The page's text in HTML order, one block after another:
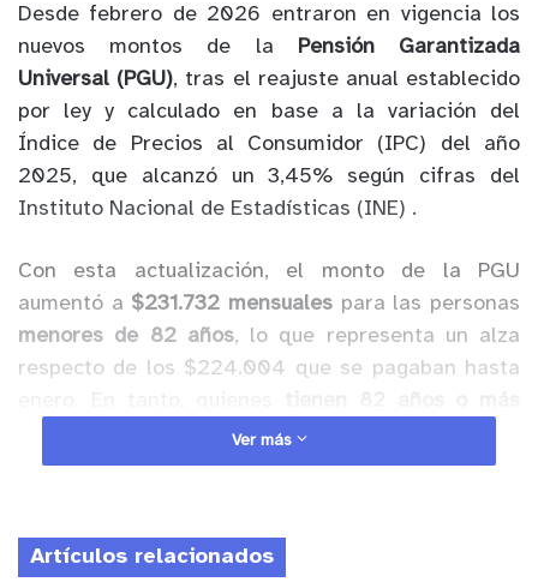
Desde febrero de 2026 entraron en vigencia los
nuevos montos de la Pensión Garantizada
Universal (PGU), tras el reajuste anual establecido
por ley y calculado en base a la variación del
Índice de Precios al Consumidor (IPC) del año
2025, que alcanzó un 3,45% según cifras del
Instituto Nacional de Estadísticas (INE) .
Con esta actualización, el monto de la PGU
aumentó a $231.732 mensuales para las personas
menores de 82 años, lo que representa un alza
respecto de los $224.004 que se pagaban hasta
pasaron de recibir $250.000 a
mensuales, considerando que este grupo ya había
Ver más
Artículos relacionados